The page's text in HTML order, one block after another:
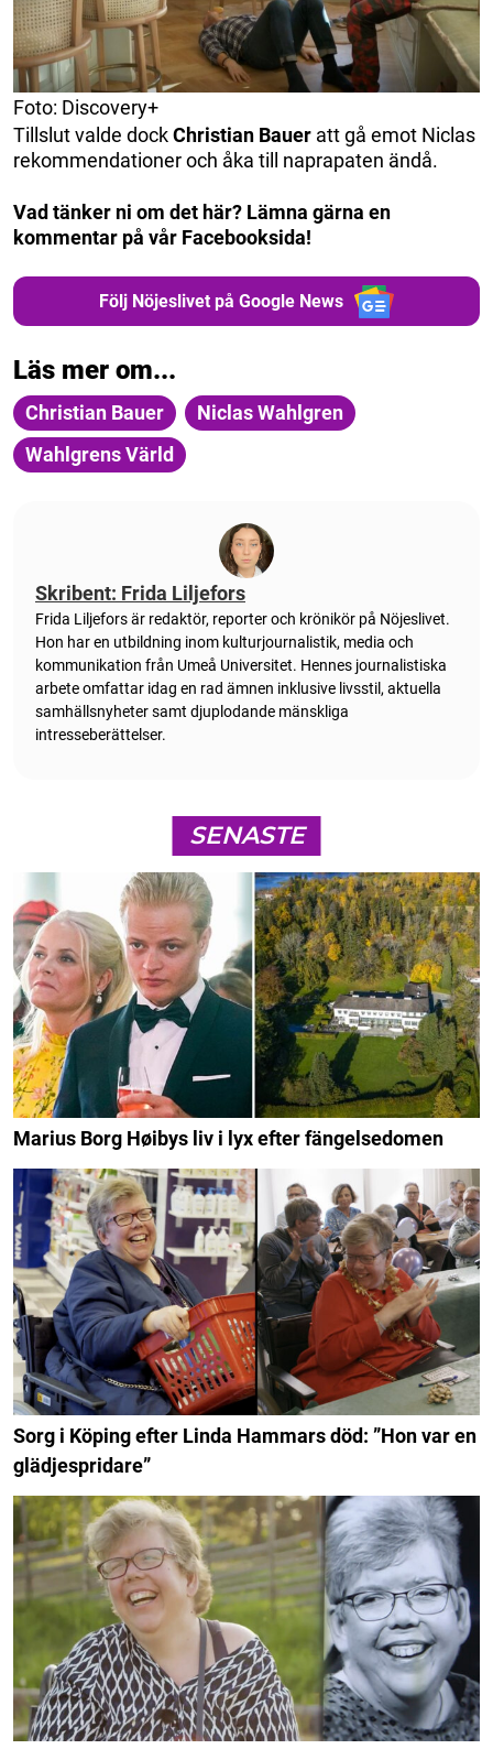
Foto: Discovery+
Tillslut valde dockChristian Bauer att gå emot Niclas
rekommendationer och åka till naprapaten ändå.
Vad tänker ni om det här? Lämna gärna en
kommentar på vår Facebooksida!
Följ Nöjeslivet på Google News
Läs mer om...
Christian Bauer
Niclas Wahlgren
Wahlgrens Värld
Skribent: Frida Liljefors
Frida Liljefors är redaktör, reporter och krönikör på Nöjeslivet.
Hon har en utbildning inom kulturjournalistik, media och
kommunikation från Umeå Universitet. Hennes journalistiska
arbete omfattar idag en rad ämnen inklusive livsstil, aktuella
samhällsnyheter samt djuplodande mänskliga
intresseberättelser.
SENASTE
Marius Borg Høibys liv i lyx efter fängelsedomen
Sorg i Köping efter Linda Hammars död: ”Hon var en
glädjespridare”